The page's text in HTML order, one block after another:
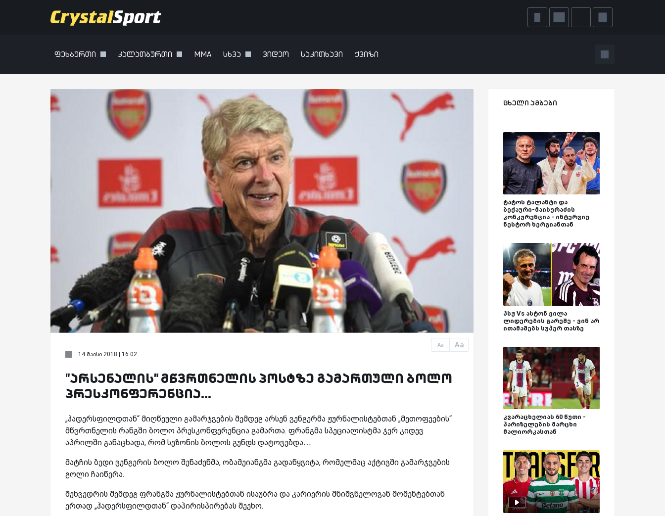
ფეხბურთი კალათბურთი MMA სხვა ვიდეო საკითხავი ქვიზი
Aa Aa
14 მაისი 2018 | 16:02
"არსენალის" მწვრთნელის პოსტზე გამართული ბოლო
პრესკონფერენცია...
„ჰადერსფილდთან“ მიღწეული გამარჯვების შემდეგ არსენ ვენგერმა ჟურნალისტებთან „მეთოფეების“
მწვრთნელის რანგში ბოლო პრესკონფერენცია გამართა. ფრანგმა სპეციალისტმა ჯერ კიდევ
აპრილში განაცხადა, რომ სეზონის ბოლოს გუნდს დატოვებდა…
მატჩის ბედი ვენგერის ბოლო შენაძენმა, ობამეიანგმა გადაწყვიტა, რომელმაც აქტივში გამარჯვების
გოლი ჩაიწერა.
შეხვედრის შემდეგ ფრანგმა ჟურნალისტებთან ისაუბრა და კარიერის მნიშვნელოვან მომენტებთან
ერთად „ჰადერსფილდთან“ დაპირისპირებას შეეხო.
ცხელი ამბები
ტატოს ტალანტი და
ბექაური-მაისურაძის
კონკურენცია - ინტერვიუ
ნესტორ ხერგიანთან
პსჟ Vs ასტონ ვილა
ლიდერების გარეშე - ვინ არ
ითამაშებს სუპერ თასზე
კვარაცხელიას 60 წუთი -
პარიზელების მარცხი
მალიორკასთან